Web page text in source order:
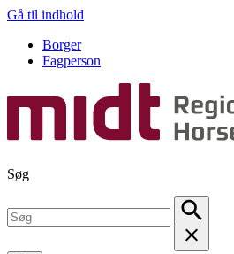
Gå til indhold
Borger
Fagperson
Søg